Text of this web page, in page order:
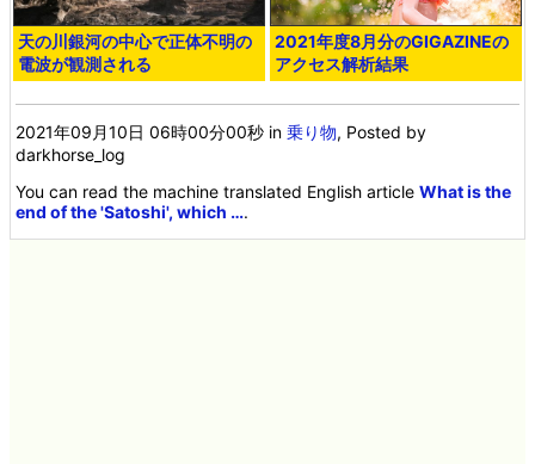
天の川銀河の中心で正体不明の
電波が観測される
2021年度8月分のGIGAZINEの
アクセス解析結果
2021年09月10日 06時00分00秒 in乗り物, Posted by
darkhorse_log
You can read the machine translated English articleWhat is the
end of the 'Satoshi', which ….